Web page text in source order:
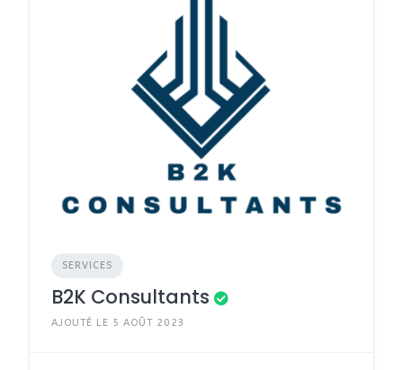
SERVICES
B2K Consultants
AJOUTÉ LE 5 AOÛT 2023